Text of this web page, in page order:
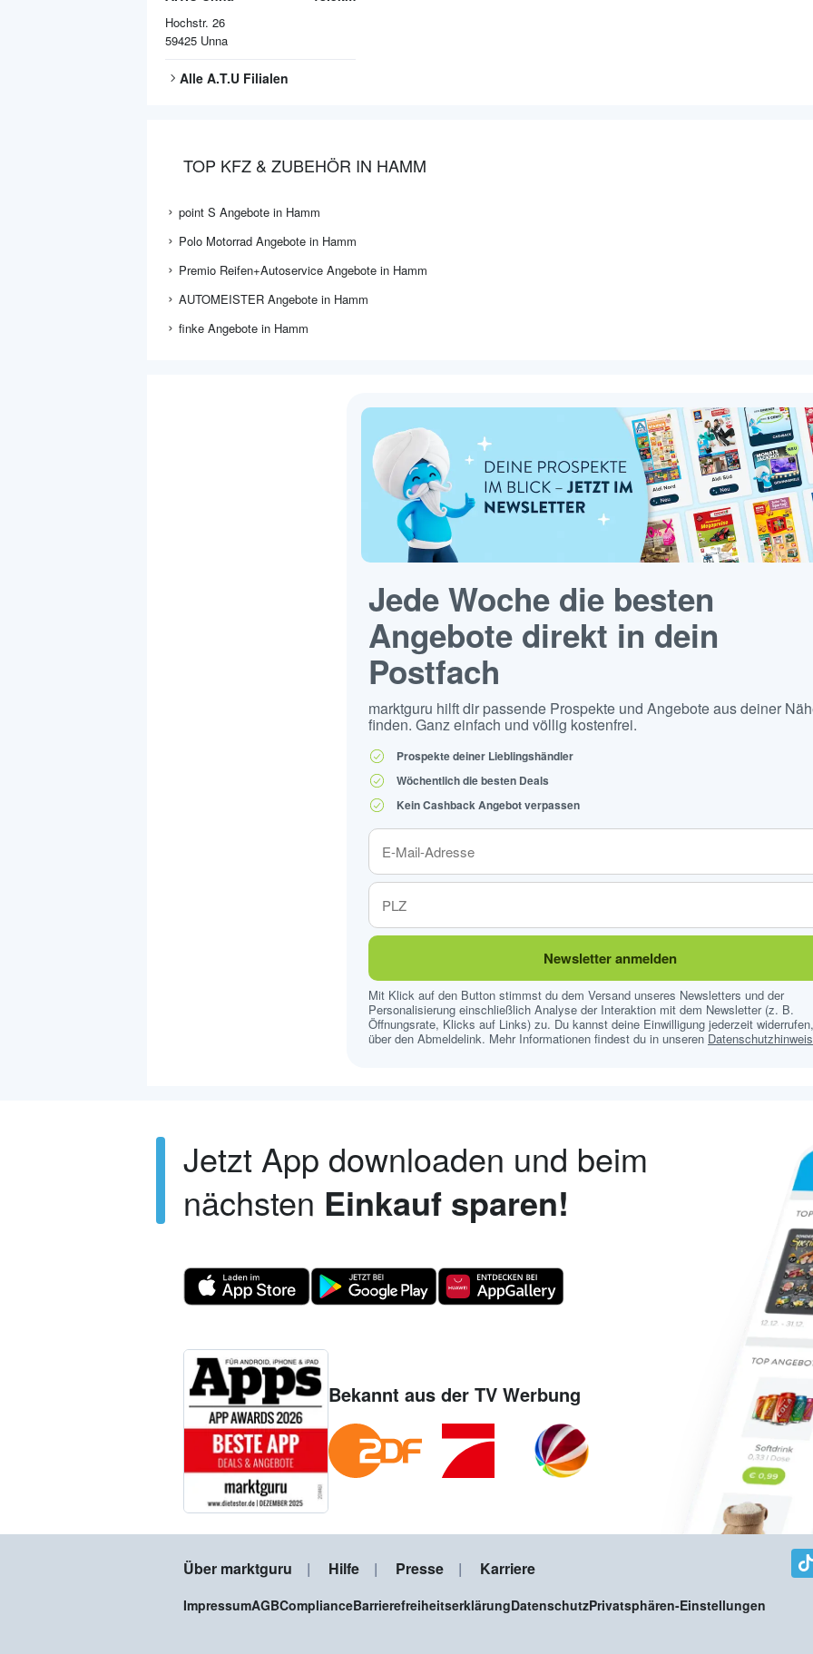
Hochstr. 26
59425 Unna
Alle A.T.U Filialen
TOP KFZ & ZUBEHÖR IN HAMM
point S Angebote in Hamm
Polo Motorrad Angebote in Hamm
Premio Reifen+Autoservice Angebote in Hamm
AUTOMEISTER Angebote in Hamm
finke Angebote in Hamm
Jede Woche die besten
Angebote direkt in dein
Postfach
marktguru hilft dir passende Prospekte und Angebote aus deiner
finden. Ganz einfach und völlig kostenfrei.
Prospekte deiner Lieblingshändler
Wöchentlich die besten Deals
Kein Cashback Angebot verpassen
Newsletter anmelden
Mit Klick auf den Button stimmst du dem Versand unseres Newsletters und der
Personalisierung einschließlich Analyse der Interaktion mit dem Newsletter (z. B.
Öffnungsrate, Klicks auf Links) zu. Du kannst deine Einwilligung jederzeit
über den Abmeldelink. Mehr Informationen findest du in unseren
Jetzt App downloaden und beim
nächsten Einkauf sparen!
Bekannt aus der TV Werbung
Über marktguru Hilfe Presse Karriere
ImpressumAGBComplianceBarrierefreiheitserklärungDatenschutzPrivatsphären-Einstellungen